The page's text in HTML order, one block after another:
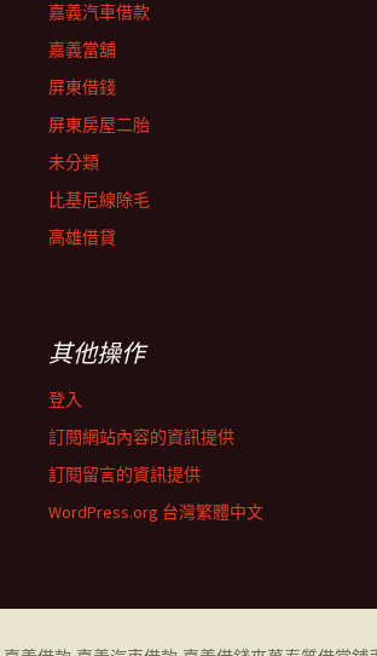
嘉義汽車借款
嘉義當舖
屏東借錢
屏東房屋二胎
未分類
比基尼線除毛
高雄借貸
其他操作
登入
訂閱網站內容的資訊提供
訂閱留言的資訊提供
WordPress.org 台灣繁體中文